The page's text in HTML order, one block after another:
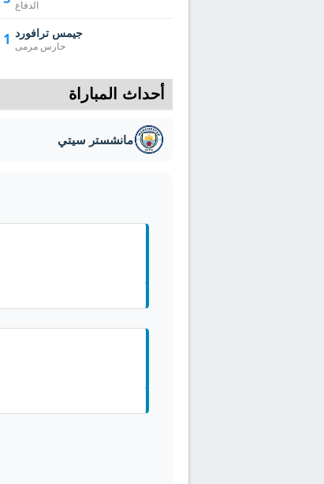
الدفاع
1 جيمس ترافورد
حارس مرمى
أحداث المباراة
مانشستر سيتي